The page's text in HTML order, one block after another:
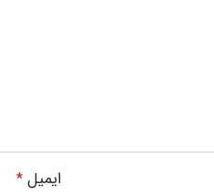
ایمیل*